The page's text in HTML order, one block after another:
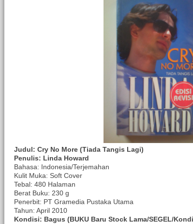
Judul: Cry No More (Tiada Tangis Lagi)
Penulis: Linda Howard
Bahasa: Indonesia/Terjemahan
Kulit Muka: Soft Cover
Tebal: 480 Halaman
Berat Buku: 230 g
Penerbit: PT Gramedia Pustaka Utama
Tahun: April 2010
Kondisi: Bagus (BUKU Baru Stock Lama/SEGEL/